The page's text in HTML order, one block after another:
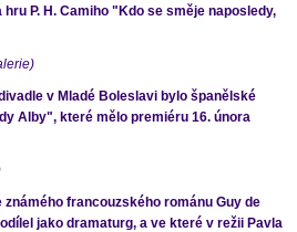
P. H. Camiho "Kdo se směje naposledy,
v Mladé Boleslavi bylo španělské
Alby", které mělo premiéru 16. února
francouzského románu Guy de
jako dramaturg, a ve které v režii Pavla